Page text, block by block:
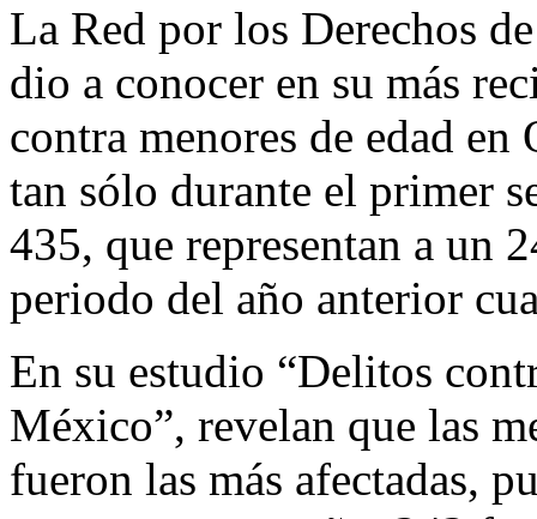
La Red por los Derechos
dio a conocer en su más
contra menores de edad
tan sólo durante el primer
435, que representan a un
periodo del año anterior
En su estudio “Delitos
México”, revelan que las
fueron las más afectadas,